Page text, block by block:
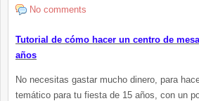
No comments
Tutorial de cómo hacer un centro de
años
No necesitas gastar mucho dinero, para
temático para tu fiesta de 15 años, con un